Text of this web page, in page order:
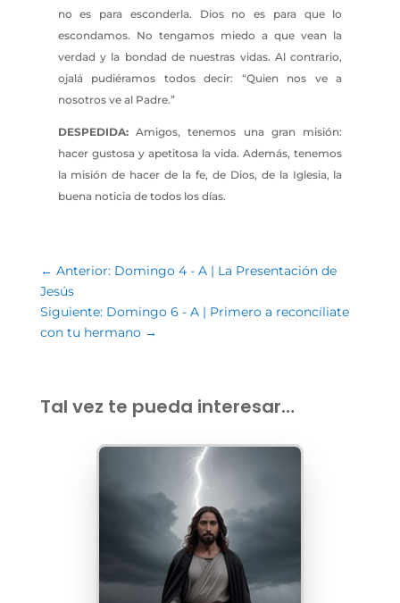
no es para esconderla. Dios no es para que lo
escondamos. No tengamos miedo a que vean la
verdad y la bondad de nuestras vidas. Al contrario,
ojalá pudiéramos todos decir: “Quien nos ve a
nosotros ve al Padre.”
DESPEDIDA:Amigos, tenemos una gran misión:
hacer gustosa y apetitosa la vida. Además, tenemos
la misión de hacer de la fe, de Dios, de la Iglesia, la
buena noticia de todos los días.
← Anterior: Domingo 4 - A | La Presentación de
Jesús
Siguiente: Domingo 6 - A | Primero a reconcíliate
con tu hermano→
Tal vez te pueda interesar…